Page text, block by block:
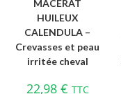
MACERAT
HUILEUX
CALENDULA –
Crevasses et peau
irritée cheval
22,98 € TTC